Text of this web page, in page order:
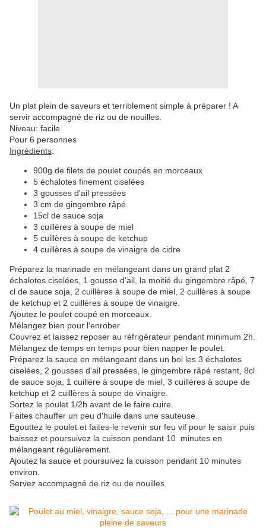
Un plat plein de saveurs et terriblement simple à préparer ! A
servir accompagné de riz ou de nouilles.
Niveau: facile
Pour 6 personnes
Ingrédients:
900g de filets de poulet coupés en morceaux
5 échalotes finement ciselées
3 gousses d'ail pressées
3 cm de gingembre râpé
15cl de sauce soja
3 cuillères à soupe de miel
5 cuillères à soupe de ketchup
4 cuillères à soupe de vinaigre de cidre
Préparez la marinade en mélangeant dans un grand plat 2
échalotes ciselées, 1 gousse d'ail, la moitié du gingembre râpé, 7
cl de sauce soja, 2 cuillères à soupe de miel, 2 cuillères à soupe
de ketchup et 2 cuillères à soupe de vinaigre.
Ajoutez le poulet coupé en morceaux.
Mélangez bien pour l'enrober
Couvrez et laissez reposer au réfrigérateur pendant minimum 2h.
Mélangez de temps en temps pour bien napper le poulet.
Préparez la sauce en mélangeant dans un bol les 3 échalotes
ciselées, 2 gousses d'ail pressées, le gingembre râpé restant, 8cl
de sauce soja, 1 cuillère à soupe de miel, 3 cuillères à soupe de
ketchup et 2 cuillères à soupe de vinaigre.
Sortez le poulet 1/2h avant de le faire cuire.
Faites chauffer un peu d'huile dans une sauteuse.
Egouttez le poulet et faites-le revenir sur feu vif pour le saisir puis
baissez et poursuivez la cuisson pendant 10 minutes en
mélangeant régulièrement.
Ajoutez la sauce et poursuivez la cuisson pendant 10 minutes
environ.
Servez accompagné de riz ou de nouilles.